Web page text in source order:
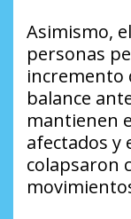
Asimismo,
personas
incremento
balance
mantienen
afectados y
colapsaron